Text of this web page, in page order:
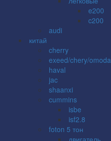
e200
c200
audi
китай
cherry
exeed/chery/omoda
haval
jac
shaanxi
cummins
isbe
isf2.8
foton 5 тон
двигатель